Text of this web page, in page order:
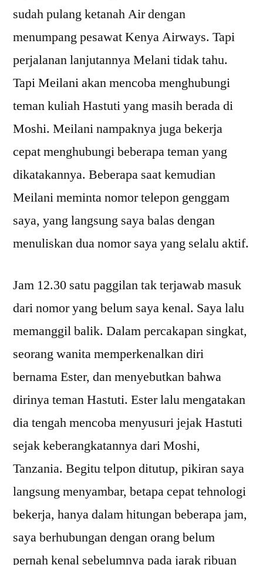
sudah pulang ketanah Air dengan
menumpang pesawat Kenya Airways. Tapi
perjalanan lanjutannya Melani tidak tahu.
Tapi Meilani akan mencoba menghubungi
teman kuliah Hastuti yang masih berada di
Moshi. Meilani nampaknya juga bekerja
cepat menghubungi beberapa teman yang
dikatakannya. Beberapa saat kemudian
Meilani meminta nomor telepon genggam
saya, yang langsung saya balas dengan
menuliskan dua nomor saya yang selalu aktif.
Jam 12.30 satu paggilan tak terjawab masuk
dari nomor yang belum saya kenal. Saya lalu
memanggil balik. Dalam percakapan singkat,
seorang wanita memperkenalkan diri
bernama Ester, dan menyebutkan bahwa
dirinya teman Hastuti. Ester lalu mengatakan
dia tengah mencoba menyusuri jejak Hastuti
sejak keberangkatannya dari Moshi,
Tanzania. Begitu telpon ditutup, pikiran saya
langsung menyambar, betapa cepat tehnologi
bekerja, hanya dalam hitungan beberapa jam,
saya berhubungan dengan orang belum
pernah kenal sebelumnya pada jarak ribuan